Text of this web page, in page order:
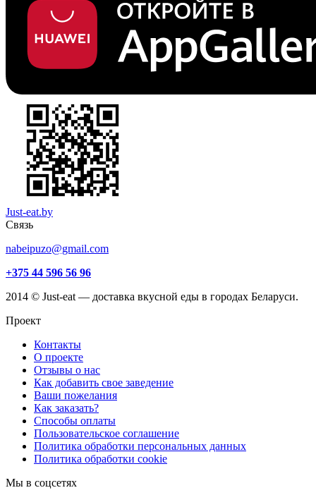
Just-eat.by
Связь
nabeipuzo@gmail.com
+375 44 596 56 96
2014 © Just-eat — доставка вкусной еды в городах Беларуси.
Проект
Контакты
О проекте
Отзывы о нас
Как добавить свое заведение
Ваши пожелания
Как заказать?
Способы оплаты
Пользовательское соглашение
Политика обработки персональных данных
Политика обработки cookie
Мы в соцсетях